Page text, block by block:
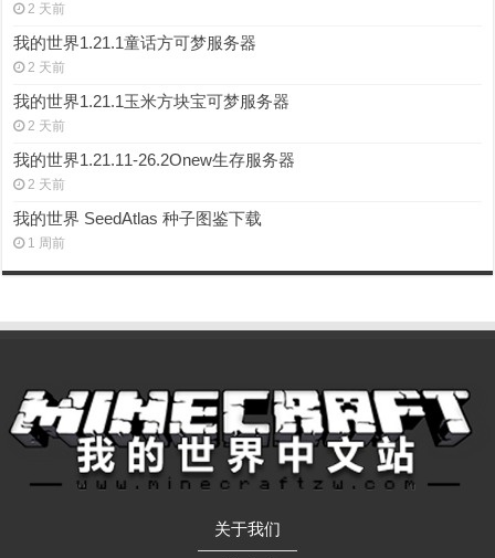
2 天前
我的世界1.21.1童话方可梦服务器
2 天前
我的世界1.21.1玉米方块宝可梦服务器
2 天前
我的世界1.21.11-26.2Onew生存服务器
2 天前
我的世界 SeedAtlas 种子图鉴下载
1 周前
关于我们
——————